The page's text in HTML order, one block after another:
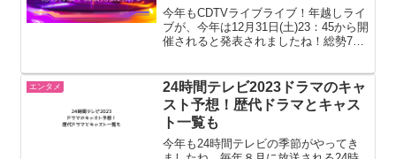
今年もCDTVライブライブ！年越しライ
ブが、今年は12月31日(土)23：45から開
催されると発表されましたね！総勢79
す。今回はCDTV年越しライブ2022-
2023の...
エンタメ
24時間テレビ2023ドラマのキャ
スト予想！歴代ドラマとキャス
ト一覧も
今年も24時間テレビの季節がやってき